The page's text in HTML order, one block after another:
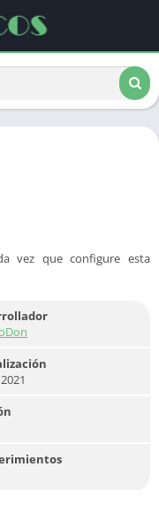
vez que configure esta